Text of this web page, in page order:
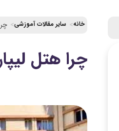
خانه سایر مقالات آموزشی
چرا هتل